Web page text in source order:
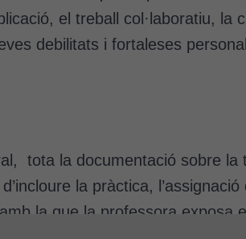
el treball col·laboratiu,
debilitats i fortaleses
tota la documentació sobre la
la pràctica,
la que la professora exposa